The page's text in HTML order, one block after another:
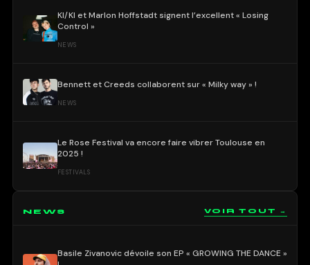
KI/KI et Marlon Hoffstadt signent l’excellent « Losing
Control »
NEWS
Bennett et Creeds collaborent sur « Milky way » !
NEWS
Le Rose Festival va encore faire vibrer Toulouse en
2025 !
FESTIVALS
NEWS VOIR TOUT →
Basile Zivanovic dévoile son EP « GROWING THE DANCE »